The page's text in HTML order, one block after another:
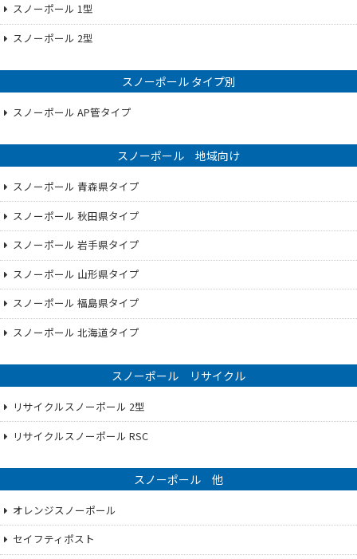
スノーポール 1型
スノーポール 2型
スノーポール タイプ別
スノーポール AP管タイプ
スノーポール 地域向け
スノーポール 青森県タイプ
スノーポール 秋田県タイプ
スノーポール 岩手県タイプ
スノーポール 山形県タイプ
スノーポール 福島県タイプ
スノーポール 北海道タイプ
スノーポール リサイクル
リサイクルスノーポール 2型
リサイクルスノーポール RSC
スノーポール 他
オレンジスノーポール
セイフティポスト